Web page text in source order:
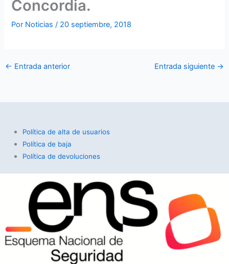
Concordia.
Por Noticias/ 20 septiembre, 2018
← Entrada anterior Entrada siguiente →
Política de alta de usuarios
Política de baja
Política de devoluciones